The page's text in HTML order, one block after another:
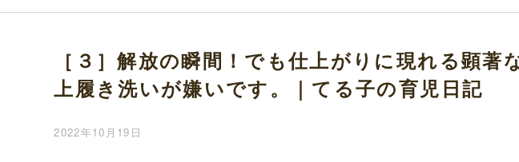
［３］解放の瞬間！でも仕上がりに現れる顕著
上履き洗いが嫌いです。｜てる子の育児日記
2022年10月19日